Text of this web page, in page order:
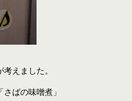
えました。
ばの味噌煮」